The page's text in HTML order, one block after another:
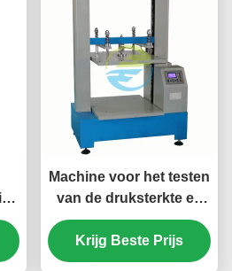
Machine voor het testen
van de druksterkte en
de vervorming van
kartonnen
verpakkingsdozen
Krijg Beste Prijs